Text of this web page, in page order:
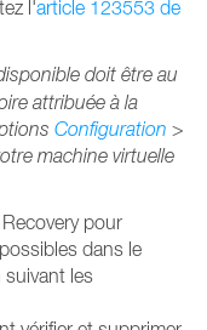
l'article 123553 de
doit être au
attribuée à la
Configuration >
machine virtuelle
pour
dans le
suivant les